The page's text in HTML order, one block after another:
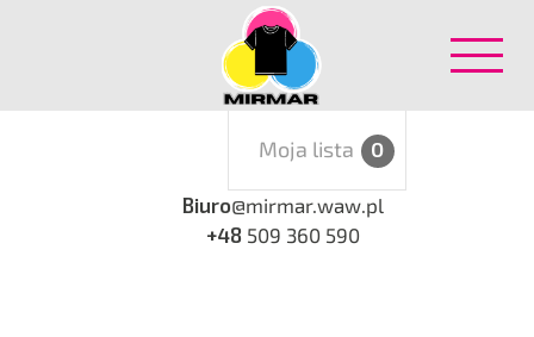
Biuro@mirmar.waw.pl
+48 509 360 590
Moja lista 0